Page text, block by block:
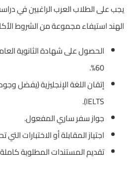
يجب على الطلاب العرب الراغبين في
الهند استيفاء مجموعة من الشروط
الحصول على شهادة الثانوية
60%.
IELTS).
جواز سفر ساري المفعول.
اجتياز المقابلة أو الاختبارات
تقديم المستندات المطلوبة